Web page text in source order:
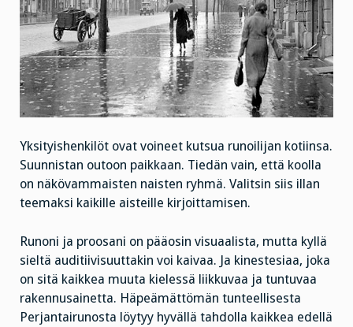
Yksityishenkilöt ovat voineet kutsua runoilijan kotiinsa.
Suunnistan outoon paikkaan. Tiedän vain, että koolla
on näkövammaisten naisten ryhmä. Valitsin siis illan
teemaksi kaikille aisteille kirjoittamisen.
Runoni ja proosani on pääosin visuaalista, mutta kyllä
sieltä auditiivisuuttakin voi kaivaa. Ja kinestesiaa, joka
on sitä kaikkea muuta kielessä liikkuvaa ja tuntuvaa
rakennusainetta. Häpeämättömän tunteellisesta
Perjantairunosta löytyy hyvällä tahdolla kaikkea edellä